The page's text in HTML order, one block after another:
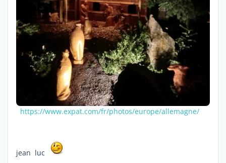
https://www.expat.com/fr/photos/europe/allemagne/
jean luc